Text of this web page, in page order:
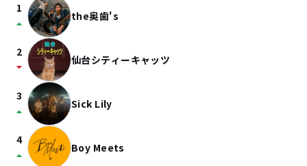
1
arrow_drop_up the奥歯's
2
arrow_drop_down 仙台シティーキャッツ
3
arrow_drop_up Sick Lily
4
arrow_drop_up Boy Meets